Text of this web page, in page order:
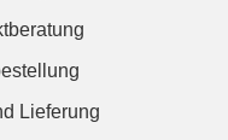
Lieferung